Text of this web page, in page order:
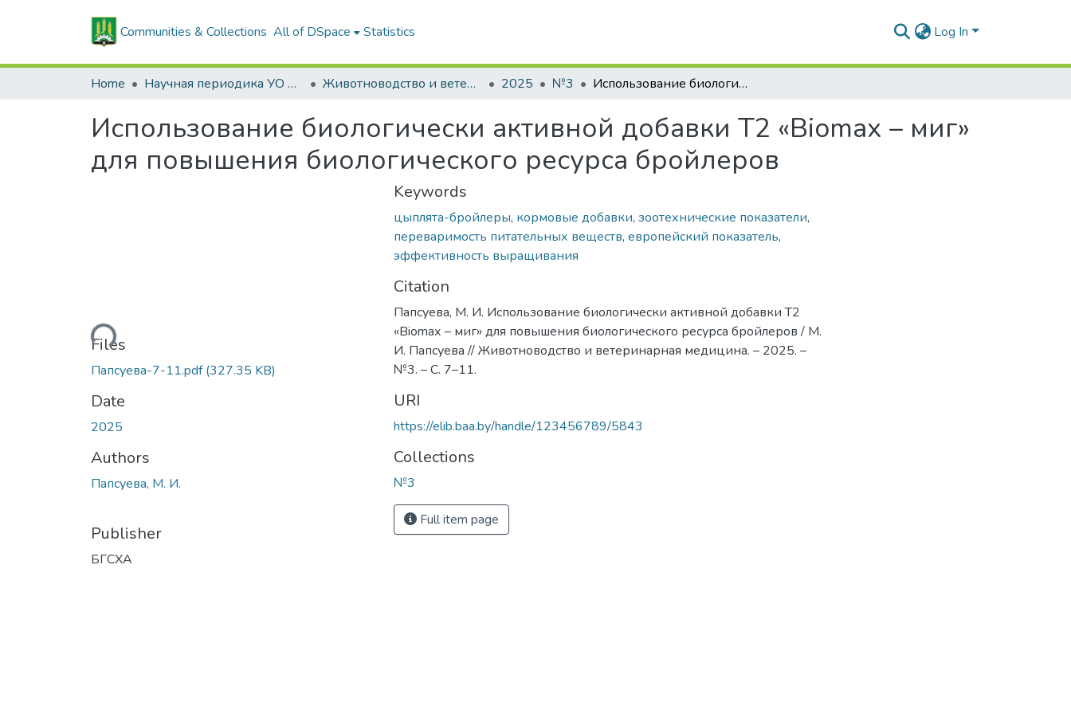
Communities & Collections All of DSpace Statistics Log In
Home Научная периодика УО БГСХА Животноводство и ветеринарная медицина: научно-практический журнал 2025 №3 Использование биологически активной добавки T2 «Biomaх – миг» для повышения биологического ресурса бройлеров
Использование биологически активной добавки T2 «Biomaх – миг»
для повышения биологического ресурса бройлеров
Loading...
Files
Папсуева-7-11.pdf(327.35 KB)
Date
2025
Authors
Папсуева, М. И.
Publisher
БГСХА
Keywords
цыплята-бройлеры, кормовые добавки, зоотехнические показатели,
переваримость питательных веществ, европейский показатель,
эффективность выращивания
Citation
Папсуева, М. И. Использование биологически активной добавки T2
«Biomaх – миг» для повышения биологического ресурса бройлеров / М.
И. Папсуева // Животноводство и ветеринарная медицина. – 2025. –
№3. – С. 7–11.
URI
https://elib.baa.by/handle/123456789/5843
Collections
№3
Full item page